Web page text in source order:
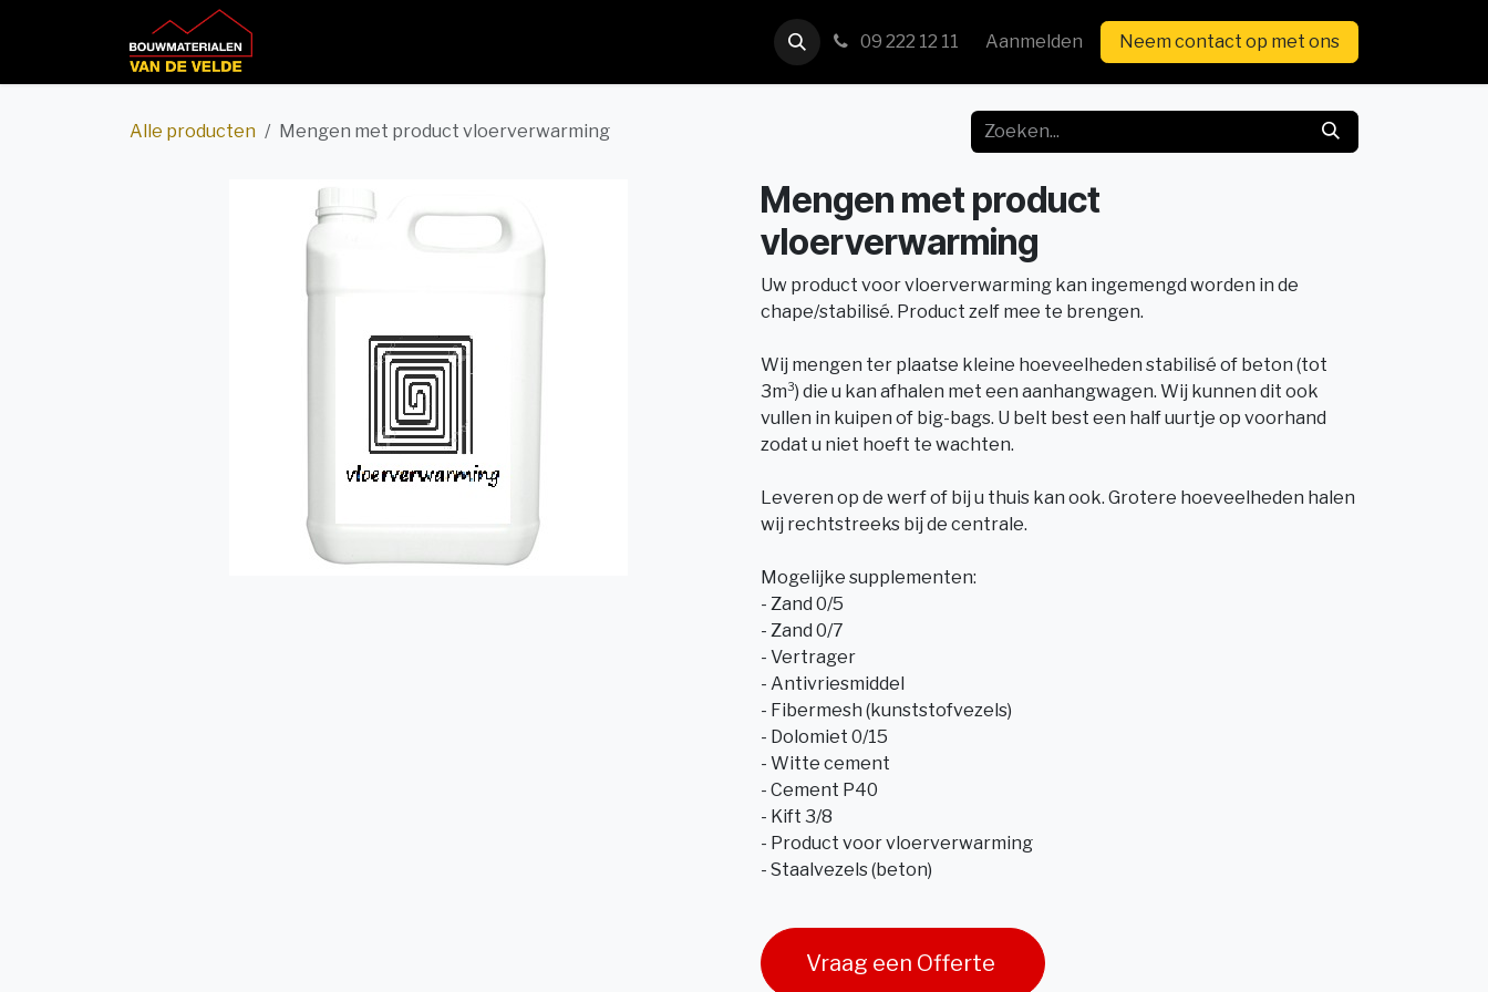
09 222 12 11 Aanmelden Neem contact op met ons
Alle producten Mengen met product vloerverwarming
Mengen met product
vloerverwarming
Uw product voor vloerverwarming kan ingemengd worden in de
chape/stabilisé. Product zelf mee te brengen.
Wij mengen ter plaatse kleine hoeveelheden stabilisé of beton (tot
3m³) die u kan afhalen met een aanhangwagen. Wij kunnen dit ook
vullen in kuipen of big-bags. U belt best een half uurtje op voorhand
zodat u niet hoeft te wachten.
Leveren op de werf of bij u thuis kan ook. Grotere hoeveelheden halen
wij rechtstreeks bij de centrale.
Mogelijke supplementen:
- Zand 0/5
- Zand 0/7
- Vertrager
- Antivriesmiddel
- Fibermesh (kunststofvezels)
- Dolomiet 0/15
- Witte cement
- Cement P40
- Kift 3/8
- Product voor vloerverwarming
- Staalvezels (beton)
Vraag een Offerte